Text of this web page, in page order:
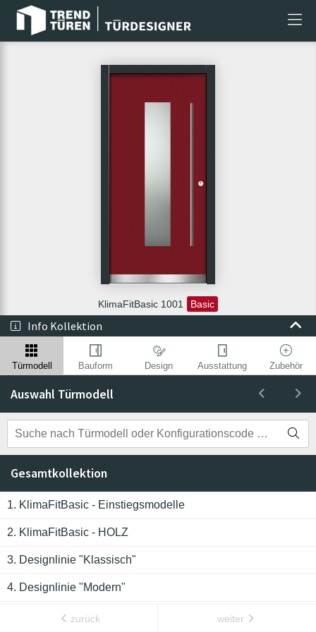
Türmodell Bauform Design Ausstattung Zubehör
Auswahl Türmodell
Gesamtkollektion
1. KlimaFitBasic - Einstiegsmodelle
2. KlimaFitBasic - HOLZ
3. Designlinie "Klassisch"
4. Designlinie "Modern"
5. Katalog-Prospekt "Haustueren24"
zurück weiter
Info Kollektion
KlimaFitBasic 1001 Basic
KlimaFitBasic 1002